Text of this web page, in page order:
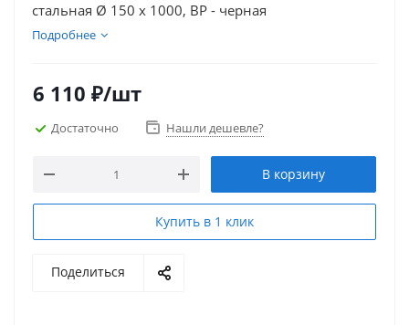
стальная Ø 150 х 1000, ВР - черная
Подробнее
6 110 ₽/шт
Достаточно Нашли дешевле?
В корзину
Купить в 1 клик
Поделиться